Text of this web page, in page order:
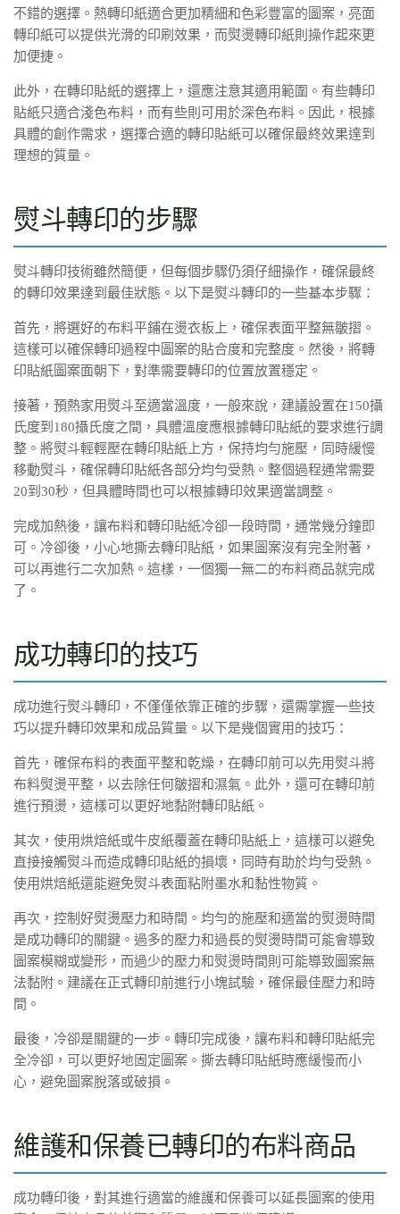
不錯的選擇。熱轉印紙適合更加精細和色彩豐富的圖案，亮面
轉印紙可以提供光滑的印刷效果，而熨燙轉印紙則操作起來更
加便捷。
此外，在轉印貼紙的選擇上，還應注意其適用範圍。有些轉印
貼紙只適合淺色布料，而有些則可用於深色布料。因此，根據
具體的創作需求，選擇合適的轉印貼紙可以確保最終效果達到
理想的質量。
熨斗轉印的步驟
熨斗轉印技術雖然簡便，但每個步驟仍須仔細操作，確保最終
的轉印效果達到最佳狀態。以下是熨斗轉印的一些基本步驟：
首先，將選好的布料平鋪在燙衣板上，確保表面平整無皺摺。
這樣可以確保轉印過程中圖案的貼合度和完整度。然後，將轉
印貼紙圖案面朝下，對準需要轉印的位置放置穩定。
接著，預熱家用熨斗至適當溫度，一般來說，建議設置在150攝
氏度到180攝氏度之間，具體溫度應根據轉印貼紙的要求進行調
整。將熨斗輕輕壓在轉印貼紙上方，保持均勻施壓，同時緩慢
移動熨斗，確保轉印貼紙各部分均勻受熱。整個過程通常需要
20到30秒，但具體時間也可以根據轉印效果適當調整。
完成加熱後，讓布料和轉印貼紙冷卻一段時間，通常幾分鐘即
可。冷卻後，小心地撕去轉印貼紙，如果圖案沒有完全附著，
可以再進行二次加熱。這樣，一個獨一無二的布料商品就完成
了。
成功轉印的技巧
成功進行熨斗轉印，不僅僅依靠正確的步驟，還需掌握一些技
巧以提升轉印效果和成品質量。以下是幾個實用的技巧：
首先，確保布料的表面平整和乾燥，在轉印前可以先用熨斗將
布料熨燙平整，以去除任何皺摺和濕氣。此外，還可在轉印前
進行預燙，這樣可以更好地黏附轉印貼紙。
其次，使用烘焙紙或牛皮紙覆蓋在轉印貼紙上，這樣可以避免
直接接觸熨斗而造成轉印貼紙的損壞，同時有助於均勻受熱。
使用烘焙紙還能避免熨斗表面粘附墨水和黏性物質。
再次，控制好熨燙壓力和時間。均勻的施壓和適當的熨燙時間
是成功轉印的關鍵。過多的壓力和過長的熨燙時間可能會導致
圖案模糊或變形，而過少的壓力和熨燙時間則可能導致圖案無
法黏附。建議在正式轉印前進行小塊試驗，確保最佳壓力和時
間。
最後，冷卻是關鍵的一步。轉印完成後，讓布料和轉印貼紙完
全冷卻，可以更好地固定圖案。撕去轉印貼紙時應緩慢而小
心，避免圖案脫落或破損。
維護和保養已轉印的布料商品
成功轉印後，對其進行適當的維護和保養可以延長圖案的使用